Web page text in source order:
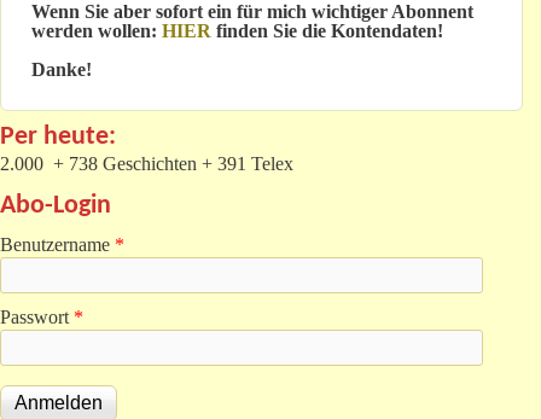
Wenn Sie aber sofort ein für mich wichtiger Abonnent
werden wollen: HIER finden Sie die Kontendaten!
Danke!
Per heute:
2.000 + 738 Geschichten + 391 Telex
Abo-Login
Benutzername *
Passwort *